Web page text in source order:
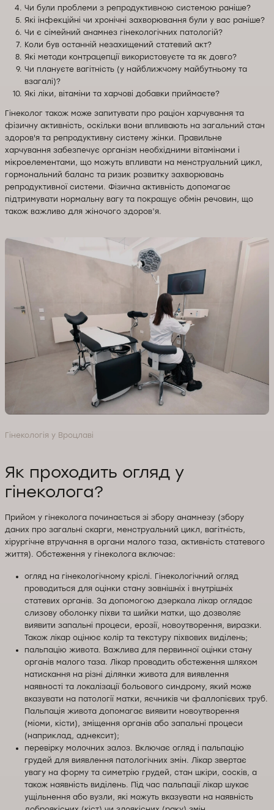
Чи були проблеми з репродуктивною системою раніше?
Які інфекційні чи хронічні захворювання були у вас раніше?
Чи є сімейний анамнез гінекологічних патологій?
Коли був останній незахищений статевий акт?
Які методи контрацепції використовуєте та як довго?
Чи плануєте вагітність (у найближчому майбутньому та
взагалі)?
Які ліки, вітаміни та харчові добавки приймаєте?
Гінеколог також може запитувати про раціон харчування та
фізичну активність, оскільки вони впливають на загальний стан
здоров'я та репродуктивну систему жінки. Правильне
харчування забезпечує організм необхідними вітамінами і
мікроелементами, що можуть впливати на менструальний цикл,
гормональний баланс та ризик розвитку захворювань
репродуктивної системи. Фізична активність допомагає
підтримувати нормальну вагу та покращує обмін речовин, що
також важливо для жіночого здоров’я.
Гінекологія у Вроцлаві
Як проходить огляд у
гінеколога?
Прийом у гінеколога починається зі збору анамнезу (збору
даних про загальні скарги, менструальний цикл, вагітність,
хірургічне втручання в органи малого таза, активність статевого
життя). Обстеження у гінеколога включає:
огляд на гінекологічному кріслі. Гінекологічний огляд
проводиться для оцінки стану зовнішніх і внутрішніх
статевих органів. За допомогою дзеркала лікар оглядає
слизову оболонку піхви та шийки матки, що дозволяє
виявити запальні процеси, ерозії, новоутворення, виразки.
Також лікар оцінює колір та текстуру піхвових виділень;
пальпацію живота. Важлива для первинної оцінки стану
органів малого таза. Лікар проводить обстеження шляхом
натискання на різні ділянки живота для виявлення
наявності та локалізації больового синдрому, який може
вказувати на патології матки, яєчників чи фаллопієвих труб.
Пальпація живота допомагає виявити новоутворення
(міоми, кісти), зміщення органів або запальні процеси
(наприклад, аднексит);
перевірку молочних залоз. Включає огляд і пальпацію
грудей для виявлення патологічних змін. Лікар звертає
увагу на форму та симетрію грудей, стан шкіри, сосків, а
також наявність виділень. Під час пальпації лікар шукає
ущільнення або вузли, які можуть вказувати на наявність